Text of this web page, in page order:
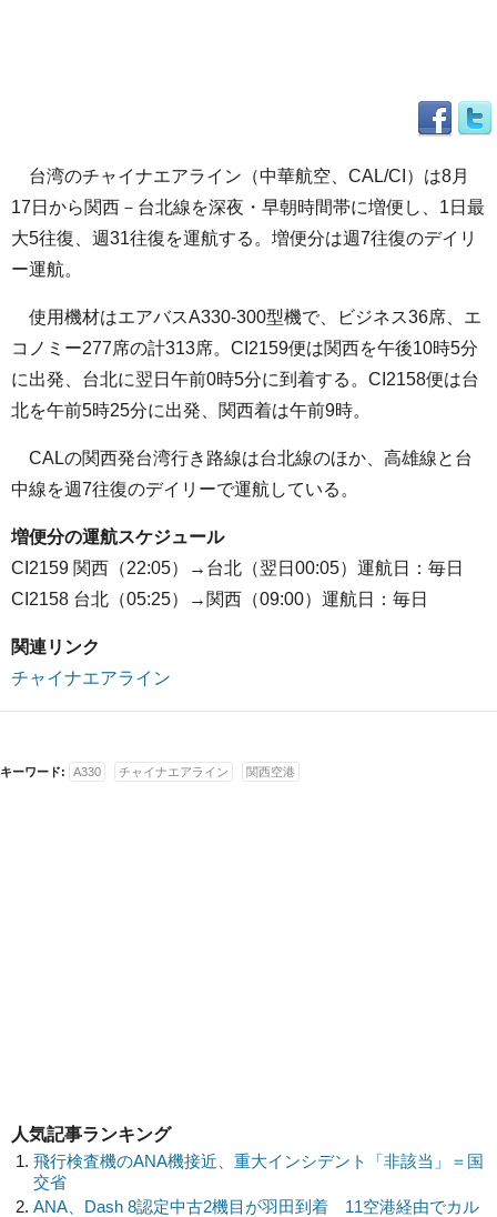
台湾のチャイナエアライン（中華航空、CAL/CI）は8月
17日から関西－台北線を深夜・早朝時間帯に増便し、1日最
大5往復、週31往復を運航する。増便分は週7往復のデイリ
ー運航。
使用機材はエアバスA330-300型機で、ビジネス36席、エ
コノミー277席の計313席。CI2159便は関西を午後10時5分
に出発、台北に翌日午前0時5分に到着する。CI2158便は台
北を午前5時25分に出発、関西着は午前9時。
CALの関西発台湾行き路線は台北線のほか、高雄線と台
中線を週7往復のデイリーで運航している。
増便分の運航スケジュール
CI2159 関西（22:05）→台北（翌日00:05）運航日：毎日
CI2158 台北（05:25）→関西（09:00）運航日：毎日
関連リンク
チャイナエアライン
キーワード: A330 チャイナエアライン 関西空港
人気記事ランキング
飛行検査機のANA機接近、重大インシデント「非該当」＝国
交省
ANA、Dash 8認定中古2機目が羽田到着 11空港経由でカル